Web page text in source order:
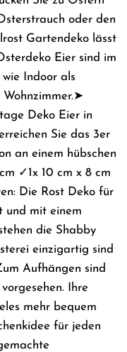
oder den
Gartendeko lässt
Eier sind im
Indoor als
Deko Eier in
Sie das 3er
an einem hübschen
✓1x 10 cm x 8 cm
Die Rost Deko für
und mit einem
die Shabby
einzigartig sind
Aufhängen sind
Ihre
mehr bequem
für jeden